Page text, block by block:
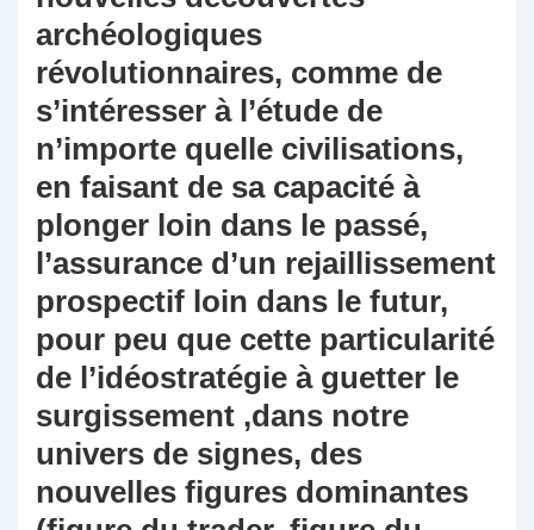
archéologiques
révolutionnaires, comme de
s’intéresser à l’étude de
n’importe quelle civilisations,
en faisant de sa capacité à
plonger loin dans le passé,
l’assurance d’un rejaillissement
prospectif loin dans le futur,
pour peu que cette particularité
de l’idéostratégie à guetter le
surgissement ,dans notre
univers de signes, des
nouvelles figures dominantes